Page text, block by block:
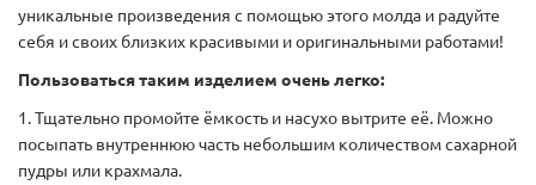
уникальные произведения с помощью этого молда и радуйте
себя и своих близких красивыми и оригинальными работами!
Пользоваться таким изделием очень легко:
1. Тщательно промойте ёмкость и насухо вытрите её. Можно
посыпать внутреннюю часть небольшим количеством сахарной
пудры или крахмала.